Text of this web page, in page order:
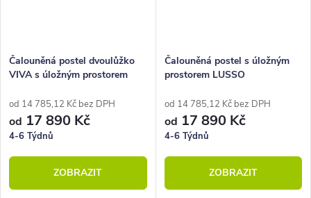
Čalouněná postel dvoulůžko
VIVA s úložným prostorem
od 14 785,12 Kč bez DPH
od 17 890 Kč
4-6 Týdnů
ZOBRAZIT
Čalouněná postel s úložným
prostorem LUSSO
od 14 785,12 Kč bez DPH
od 17 890 Kč
4-6 Týdnů
ZOBRAZIT